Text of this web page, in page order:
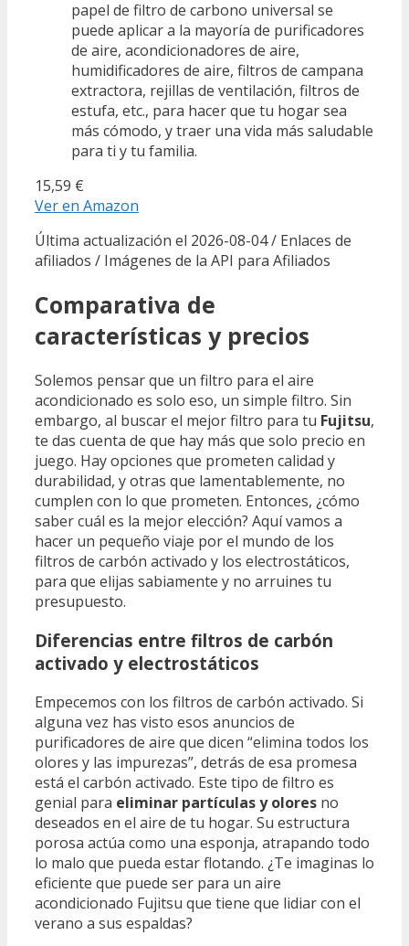
papel de filtro de carbono universal se
puede aplicar a la mayoría de purificadores
de aire, acondicionadores de aire,
humidificadores de aire, filtros de campana
extractora, rejillas de ventilación, filtros de
estufa, etc., para hacer que tu hogar sea
más cómodo, y traer una vida más saludable
para ti y tu familia.
15,59 €
Ver en Amazon
Última actualización el 2026-08-04 / Enlaces de
afiliados / Imágenes de la API para Afiliados
Comparativa de
características y precios
Solemos pensar que un filtro para el aire
acondicionado es solo eso, un simple filtro. Sin
embargo, al buscar el mejor filtro para tu Fujitsu,
te das cuenta de que hay más que solo precio en
juego. Hay opciones que prometen calidad y
durabilidad, y otras que lamentablemente, no
cumplen con lo que prometen. Entonces, ¿cómo
saber cuál es la mejor elección? Aquí vamos a
hacer un pequeño viaje por el mundo de los
filtros de carbón activado y los electrostáticos,
para que elijas sabiamente y no arruines tu
presupuesto.
Diferencias entre filtros de carbón
activado y electrostáticos
Empecemos con los filtros de carbón activado. Si
alguna vez has visto esos anuncios de
purificadores de aire que dicen “elimina todos los
olores y las impurezas”, detrás de esa promesa
está el carbón activado. Este tipo de filtro es
genial para eliminar partículas y olores no
deseados en el aire de tu hogar. Su estructura
porosa actúa como una esponja, atrapando todo
lo malo que pueda estar flotando. ¿Te imaginas lo
eficiente que puede ser para un aire
acondicionado Fujitsu que tiene que lidiar con el
verano a sus espaldas?